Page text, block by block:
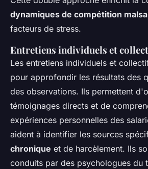
dynamiques de compétition
facteurs de stress.
Entretiens individuels et
Les entretiens individuels et
pour approfondir les résultats des
des observations. Ils permettent
témoignages directs et de
expériences personnelles des
aident à identifier les sources
chronique et de harcèlement. Ils
conduits par des psychologues du